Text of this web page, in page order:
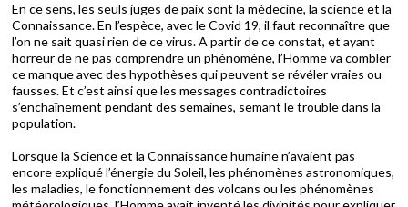
En ce sens, les seuls juges de paix sont la médecine, la science et la
Connaissance. En l’espèce, avec le Covid 19, il faut reconnaître que
l’on ne sait quasi rien de ce virus. A partir de ce constat, et ayant
horreur de ne pas comprendre un phénomène, l’Homme va combler
ce manque avec des hypothèses qui peuvent se révéler vraies ou
fausses. Et c’est ainsi que les messages contradictoires
s’enchaînement pendant des semaines, semant le trouble dans la
population.
Lorsque la Science et la Connaissance humaine n’avaient pas
encore expliqué l’énergie du Soleil, les phénomènes astronomiques,
les maladies, le fonctionnement des volcans ou les phénomènes